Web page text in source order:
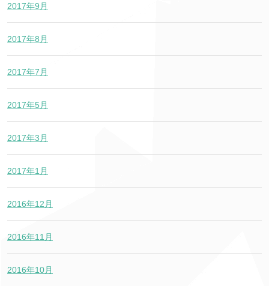
2017年9月
2017年8月
2017年7月
2017年5月
2017年3月
2017年1月
2016年12月
2016年11月
2016年10月